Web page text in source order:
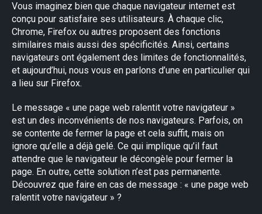
Vous imaginez bien que chaque navigateur internet est
conçu pour satisfaire ses utilisateurs. À chaque clic,
Chrome, Firefox ou autres proposent des fonctions
similaires mais aussi des spécificités. Ainsi, certains
navigateurs ont également des limites de fonctionnalités,
et aujourd’hui, nous vous en parlons d’une en particulier qui
a lieu sur Firefox.
Le message « une page web ralentit votre navigateur »
est un des inconvénients de nos navigateurs. Parfois, on
se contente de fermer la page et cela suffit, mais on
ignore qu’elle a déjà gelé. Ce qui implique qu’il faut
attendre que le navigateur le décongèle pour fermer la
page. En outre, cette solution n’est pas permanente.
Découvrez que faire en cas de message : « une page web
ralentit votre navigateur » ?